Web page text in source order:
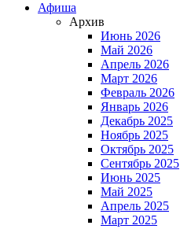
Афиша
Архив
Июнь 2026
Май 2026
Апрель 2026
Март 2026
Февраль 2026
Январь 2026
Декабрь 2025
Ноябрь 2025
Октябрь 2025
Сентябрь 2025
Июнь 2025
Май 2025
Апрель 2025
Март 2025